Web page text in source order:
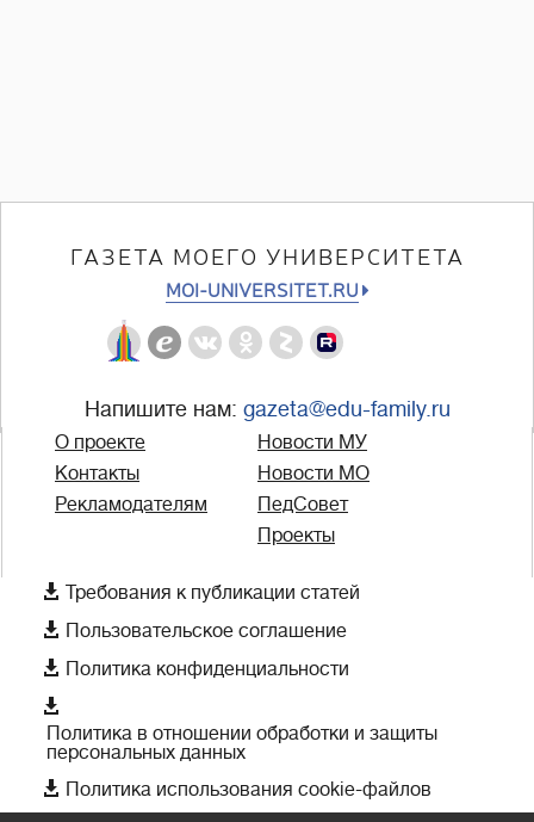
ГАЗЕТА МОЕГО УНИВЕРСИТЕТА
MOI-UNIVERSITET.RU
Напишите нам: gazeta@edu-family.ru
О проекте
Контакты
Рекламодателям
Новости МУ
Новости МО
ПедСовет
Проекты
 Требования к публикации статей
 Пользовательское соглашение
 Политика конфиденциальности

Политика в отношении обработки и защиты
персональных данных
 Политика использования cookie-файлов